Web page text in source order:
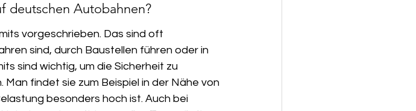
deutschen Autobahnen?
vorgeschrieben. Das sind oft
sind, durch Baustellen führen oder in
sind wichtig, um die Sicherheit zu
findet sie zum Beispiel in der Nähe von
besonders hoch ist. Auch bei